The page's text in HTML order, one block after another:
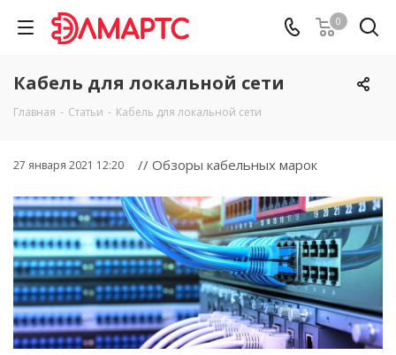
0
Кабель для локальной сети
Главная - Статьи - Кабель для локальной сети
27 января 2021 12:20 // Обзоры кабельных марок